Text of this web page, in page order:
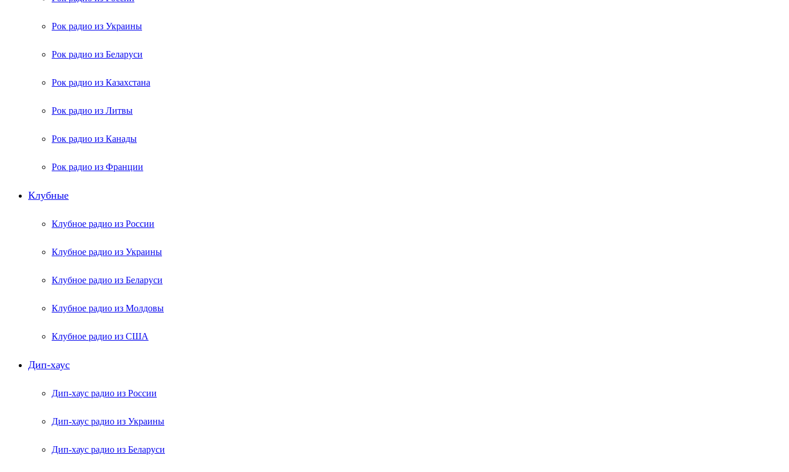
Рок радио из Украины
Рок радио из Беларуси
Рок радио из Казахстана
Рок радио из Литвы
Рок радио из Канады
Рок радио из Франции
Клубные
Клубное радио из России
Клубное радио из Украины
Клубное радио из Беларуси
Клубное радио из Молдовы
Клубное радио из США
Дип-хаус
Дип-хаус радио из России
Дип-хаус радио из Украины
Дип-хаус радио из Беларуси